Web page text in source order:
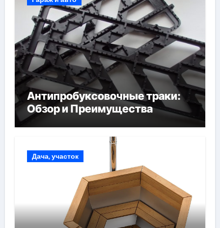
Антипробуксовочные траки:
Обзор и Преимущества
Дача, участок